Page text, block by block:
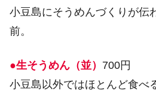
小豆島にそうめんづくりが伝
前。
●生そうめん（並） 700円
小豆島以外ではほとんど食べ